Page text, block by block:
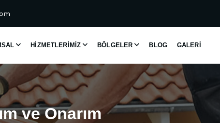
HIZMETLERIMIZ BÖLGELER BLOG GALERI
m ve Onarım